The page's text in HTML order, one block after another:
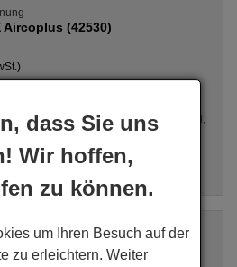
Aircoplus (42530)
DSB121LH, MSCA12YV, FAC12407CH,
LSD2461HL, MS30, ...
Unitronic Air Plus
dass Sie uns
Wir hoffen,
zu können.
um Ihren Besuch auf der
zu erleichtern. Weiter